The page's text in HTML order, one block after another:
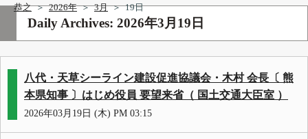
恭之 ＞ 2026年 ＞ 3月 ＞ 19日
Daily Archives: 2026年3月19日
八代・天草シーライン建設促進協議会・木村 会長〔 熊
本県知事 〕はじめ役員 要望来省（ 国土交通大臣室 ）
2026年03月19日 (木) PM 03:15